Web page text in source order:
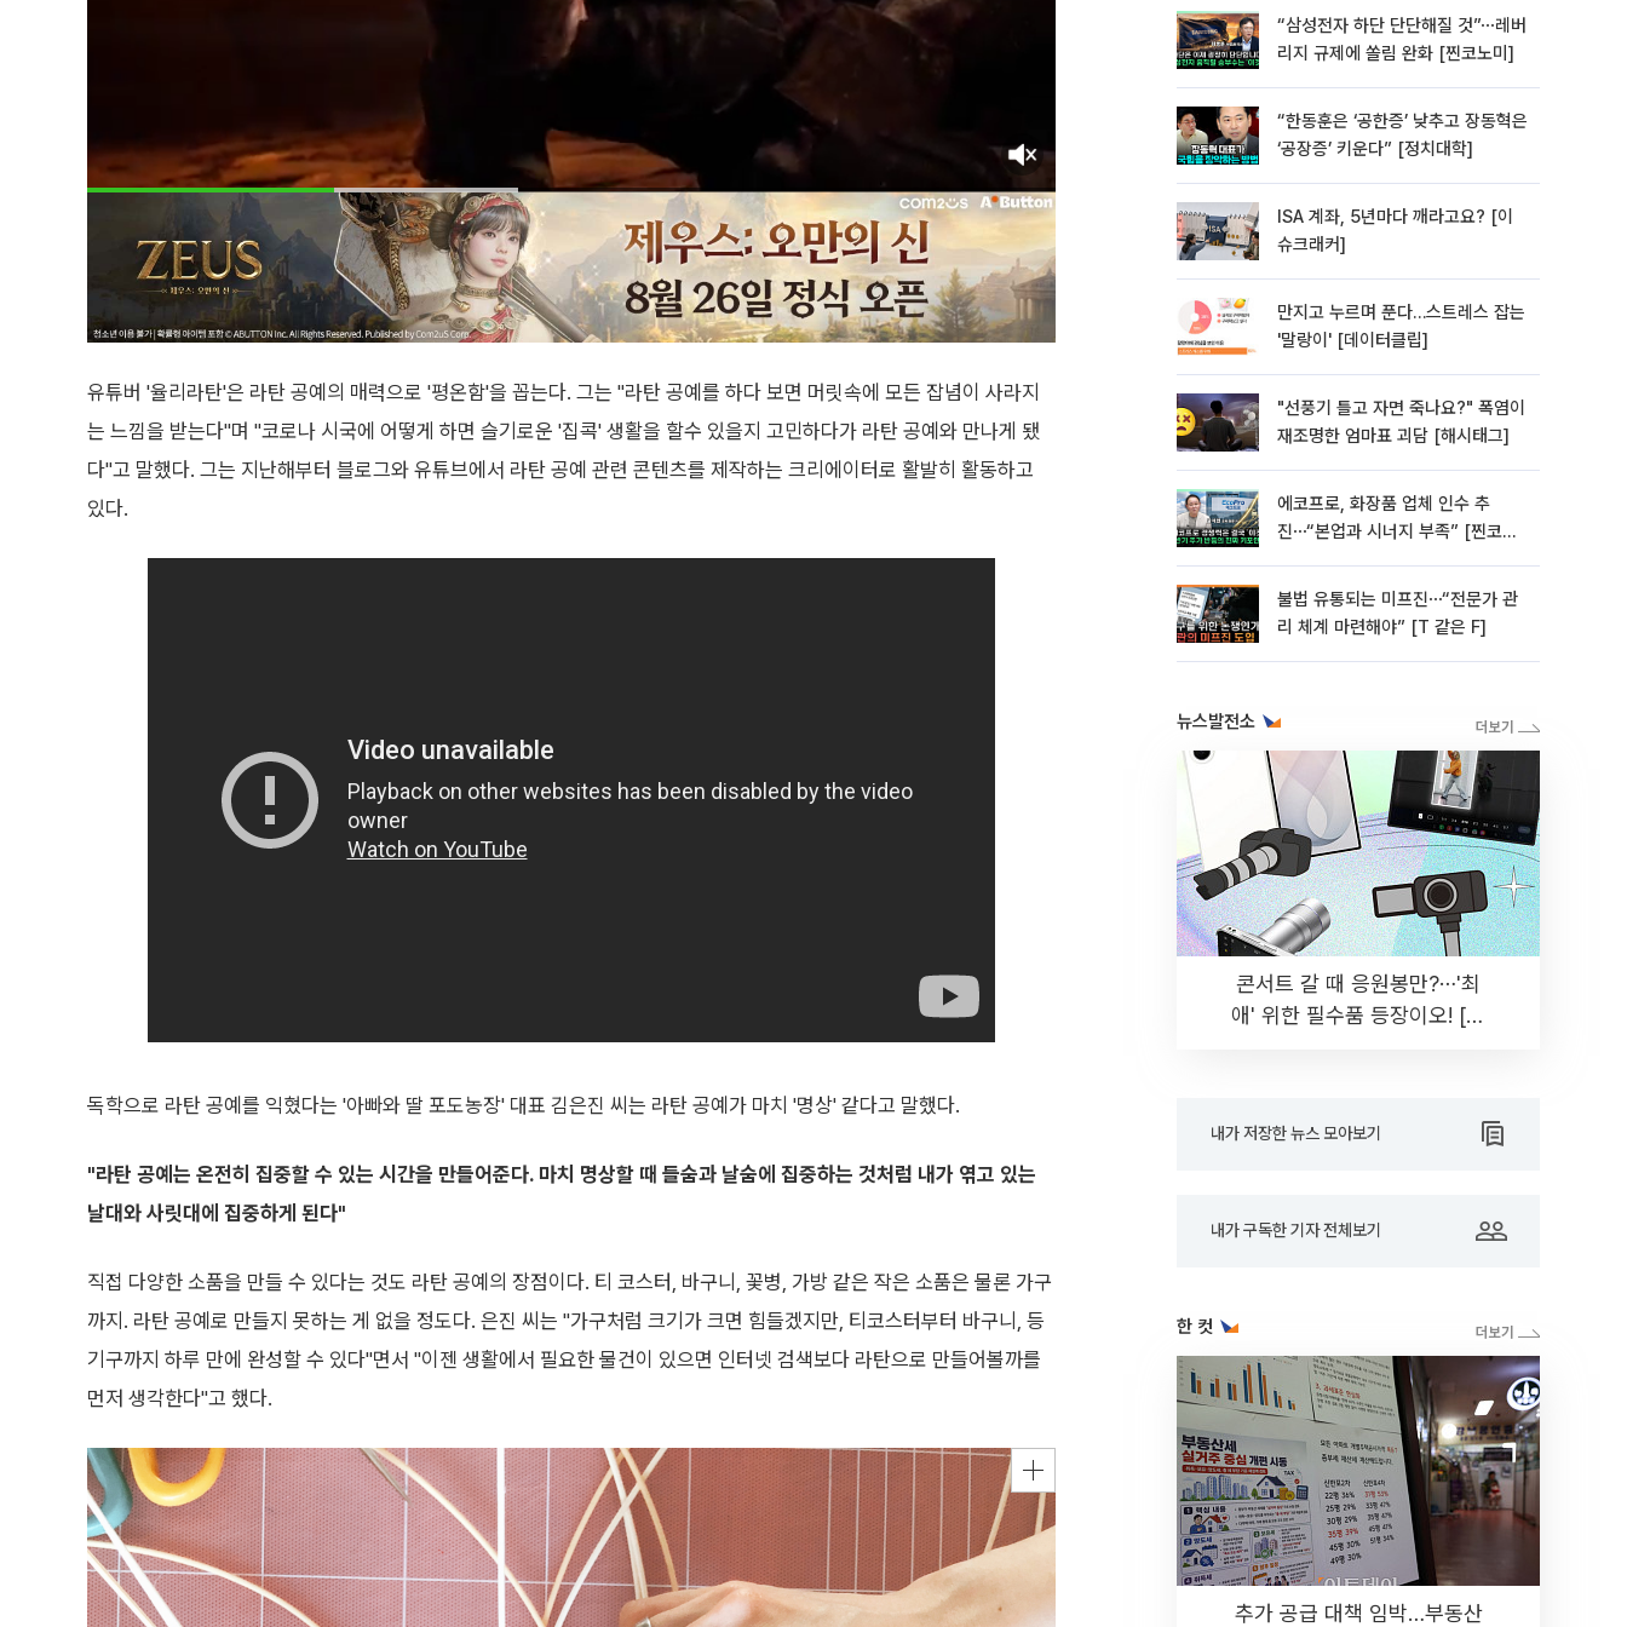
유튜버 '율리라탄'은 라탄 공예의 매력으로 '평온함'을 꼽는다. 그는 "라탄 공예를 하다 보면 머릿속에 모든 잡념이 사라지
는 느낌을 받는다"며 "코로나 시국에 어떻게 하면 슬기로운 '집콕' 생활을 할수 있을지 고민하다가 라탄 공예와 만나게 됐
다"고 말했다. 그는 지난해부터 블로그와 유튜브에서 라탄 공예 관련 콘텐츠를 제작하는 크리에이터로 활발히 활동하고
있다.
독학으로 라탄 공예를 익혔다는 '아빠와 딸 포도농장' 대표 김은진 씨는 라탄 공예가 마치 '명상' 같다고 말했다.
"라탄 공예는 온전히 집중할 수 있는 시간을 만들어준다. 마치 명상할 때 들숨과 날숨에 집중하는 것처럼 내가 엮고 있는
날대와 사릿대에 집중하게 된다"
직접 다양한 소품을 만들 수 있다는 것도 라탄 공예의 장점이다. 티 코스터, 바구니, 꽃병, 가방 같은 작은 소품은 물론 가구
까지. 라탄 공예로 만들지 못하는 게 없을 정도다. 은진 씨는 "가구처럼 크기가 크면 힘들겠지만, 티코스터부터 바구니, 등
기구까지 하루 만에 완성할 수 있다"면서 "이젠 생활에서 필요한 물건이 있으면 인터넷 검색보다 라탄으로 만들어볼까를
먼저 생각한다"고 했다.
“삼성전자 하단 단단해질 것”⋯레버
리지 규제에 쏠림 완화 [찐코노미]
“한동훈은 ‘공한증’ 낮추고 장동혁은
‘공장증’ 키운다” [정치대학]
ISA 계좌, 5년마다 깨라고요? [이
슈크래커]
만지고 누르며 푼다…스트레스 잡는
'말랑이' [데이터클립]
"선풍기 틀고 자면 죽나요?" 폭염이
재조명한 엄마표 괴담 [해시태그]
에코프로, 화장품 업체 인수 추
진⋯“본업과 시너지 부족” [찐코노
불법 유통되는 미프진⋯“전문가 관
리 체계 마련해야” [T 같은 F]
뉴스발전소
콘서트 갈 때 응원봉만?⋯'최
애' 위한 필수품 등장이오! [솔
내가 저장한 뉴스 모아보기
내가 구독한 기자 전체보기
한 컷
추가 공급 대책 임박…부동산